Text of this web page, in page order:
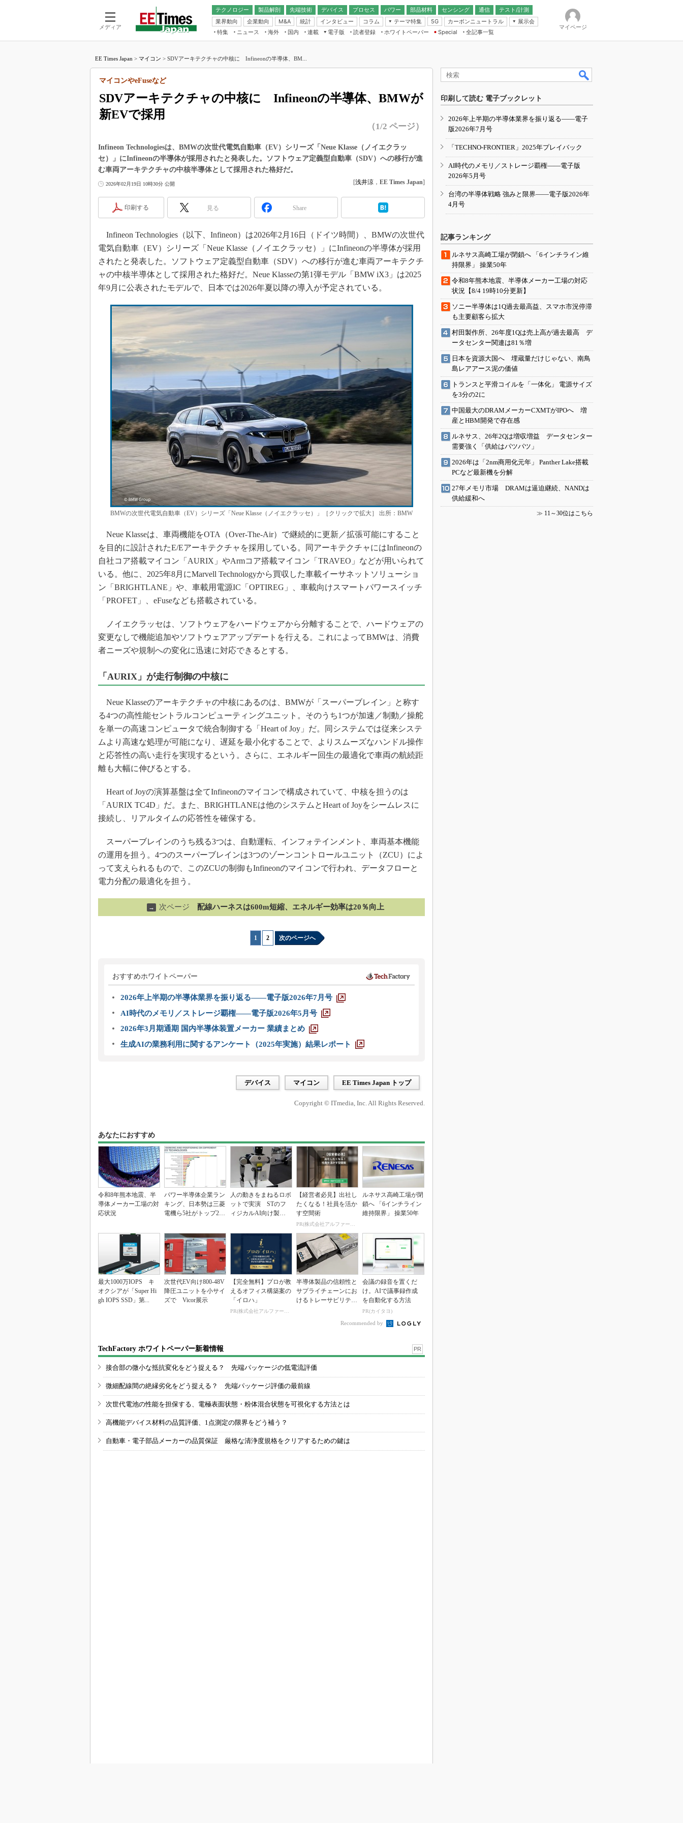
メディア
テクノロジー 製品解剖
先端技術
電池／エネルギー
デバイス
アナログ
マイコン
プロセス パワー 部品材料 センシング
通信
無線
テスト/計測
業界動向
企業動向 M&A 統計 インタビュー コラム
テーマ特集
フィジカルAI
読者調査（EE Times Research）
電源設計（EDN Japan）
エレクトロニクス入門（EDN
Japan）
5G カーボンニュートラル
展示会
IoT・エッジコンピューティング
EXPO
TECHNO-FRONTIER
人とくるま展
特集 ニュース 海外 国内
連載
福田昭のデバイス通信
大山聡の業界スコープ
世界を「数字」で回してみよう
踊るバズワード ～Behind the
製品分解で探るアジアの新トレンド
光伝送技術を知る
“異端児エンジニア”が仕掛けた社内
イノベーションは日本を救うのか
JASA発IoT通信
電子版
電子ブックレット
読者登録 ホワイトペーパー
Special
全記事一覧
マイページ
EE Times Japan > マイコン > SDVアーキテクチャの中核に Infineonの半導体、BM...
SDVアーキテクチャの中核に Infineonの半導体、BMWが
新EVで採用
マイコンやeFuseなど
（1/2 ページ）
Infineon Technologiesは、BMWの次世代電気自動車（EV）シリーズ「Neue Klasse（ノイエクラッ
セ）」にInfineonの半導体が採用されたと発表した。ソフトウェア定義型自動車（SDV）への移行が進
む車両アーキテクチャの中核半導体として採用された格好だ。
2026年02月19日 10時30分 公開 [浅井涼 ， EE Times Japan]
印刷する 見る Share
Infineon Technologies（以下、Infineon）は2026年2月16日（ドイツ時間）、BMWの次世代
電気自動車（EV）シリーズ「Neue Klasse（ノイエクラッセ）」にInfineonの半導体が採用
されたと発表した。ソフトウェア定義型自動車（SDV）への移行が進む車両アーキテクチ
ャの中核半導体として採用された格好だ。Neue Klasseの第1弾モデル「BMW iX3」は2025
年9月に公表されたモデルで、日本では2026年夏以降の導入が予定されている。
BMWの次世代電気自動車（EV）シリーズ「Neue Klasse（ノイエクラッセ）」［クリックで拡大］ 出所：BMW
Neue Klasseは、車両機能をOTA（Over-The-Air）で継続的に更新／拡張可能にすること
を目的に設計されたE/Eアーキテクチャを採用している。同アーキテクチャにはInfineonの
自社コア搭載マイコン「AURIX」やArmコア搭載マイコン「TRAVEO」などが用いられて
いる。他に、2025年8月にMarvell Technologyから買収した車載イーサネットソリューショ
ン「BRIGHTLANE」や、車載用電源IC「OPTIREG」、車載向けスマートパワースイッチ
「PROFET」、eFuseなども搭載されている。
ノイエクラッセは、ソフトウェアをハードウェアから分離することで、ハードウェアの
変更なしで機能追加やソフトウェアアップデートを行える。これによってBMWは、消費
者ニーズや規制への変化に迅速に対応できるとする。
「AURIX」が走行制御の中核に
Neue Klasseのアーキテクチャの中核にあるのは、BMWが「スーパーブレイン」と称す
る4つの高性能セントラルコンピューティングユニット。そのうち1つが加速／制動／操舵
を単一の高速コンピュータで統合制御する「Heart of Joy」だ。同システムでは従来システ
ムより高速な処理が可能になり、遅延を最小化することで、よりスムーズなハンドル操作
と応答性の高い走行を実現するという。さらに、エネルギー回生の最適化で車両の航続距
離も大幅に伸びるとする。
Heart of Joyの演算基盤は全てInfineonのマイコンで構成されていて、中核を担うのは
「AURIX TC4D」だ。また、BRIGHTLANEは他のシステムとHeart of Joyをシームレスに
接続し、リアルタイムの応答性を確保する。
スーパーブレインのうち残る3つは、自動運転、インフォテインメント、車両基本機能
の運用を担う。4つのスーパーブレインは3つのゾーンコントロールユニット（ZCU）によ
って支えられるもので、このZCUの制御もInfineonのマイコンで行われ、データフローと
電力分配の最適化を担う。
→ 次ページ 配線ハーネスは600m短縮、エネルギー効率は20％向上
1 2 次のページへ
おすすめホワイトペーパー
2026年上半期の半導体業界を振り返る――電子版2026年7月号
AI時代のメモリ／ストレージ覇権――電子版2026年5月号
2026年3月期通期 国内半導体装置メーカー 業績まとめ
生成AIの業務利用に関するアンケート（2025年実施）結果レポート
デバイス マイコン EE Times Japan トップ
Copyright © ITmedia, Inc. All Rights Reserved.
あなたにおすすめ
令和8年熊本地震、半
導体メーカー工場の対
応状況
パワー半導体企業ラン
キング、日本勢は三菱
電機ら5社がトップ20
人の動きをまねるロボ
ットで実演 STのフ
ィジカルAI向け製品
【経営者必見】出社し
たくなる！社員を活か
す空間術
PR(株式会社アルファーテクノ)
ルネサス高崎工場が閉
鎖へ 「6インチライン
維持限界」 操業50年
最大1000万IOPS キ
オクシアが「Super Hi
gh IOPS SSD」第...
次世代EV向け800-48V
降圧ユニットを小サイ
ズで Vicor展示
【完全無料】プロが教
えるオフィス構築案の
「イロハ」
PR(株式会社アルファーテクノ)
半導体製品の信頼性と
サプライチェーンにお
けるトレーサビリティ
会議の録音を置くだ
け。AIで議事録作成
を自動化する方法
PR(カイタヨ)
Recommended by
TechFactory ホワイトペーパー新着情報 PR
接合部の微小な抵抗変化をどう捉える？ 先端パッケージの低電流評価
微細配線間の絶縁劣化をどう捉える？ 先端パッケージ評価の最前線
次世代電池の性能を担保する、電極表面状態・粉体混合状態を可視化する方法とは
高機能デバイス材料の品質評価、1点測定の限界をどう補う？
自動車・電子部品メーカーの品質保証 厳格な清浄度規格をクリアするための鍵は
印刷して読む 電子ブックレット
2026年上半期の半導体業界を振り返る――電子
版2026年7月号
「TECHNO-FRONTIER」2025年プレイバック
AI時代のメモリ／ストレージ覇権――電子版
2026年5月号
台湾の半導体戦略 強みと限界――電子版2026年
4月号
記事ランキング
ルネサス高崎工場が閉鎖へ 「6インチライン維
持限界」 操業50年
令和8年熊本地震、半導体メーカー工場の対応
状況【8/4 19時10分更新】
ソニー半導体は1Q過去最高益、スマホ市況停滞
も主要顧客ら拡大
村田製作所、26年度1Qは売上高が過去最高 デ
ータセンター関連は81％増
日本を資源大国へ 埋蔵量だけじゃない、南鳥
島レアアース泥の価値
トランスと平滑コイルを「一体化」 電源サイズ
を3分の2に
中国最大のDRAMメーカーCXMTがIPOへ 増
産とHBM開発で存在感
ルネサス、26年2Qは増収増益 データセンター
需要強く「供給はパツパツ」
2026年は「2nm商用化元年」 Panther Lake搭載
PCなど最新機を分解
27年メモリ市場 DRAMは逼迫継続、NANDは
供給緩和へ
≫ 11～30位はこちら